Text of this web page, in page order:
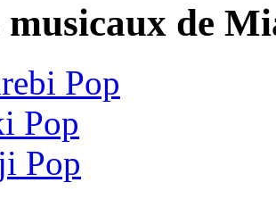
musicaux de
Pop
Pop
Pop